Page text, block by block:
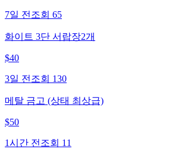
7일 전 조회 65
화이트 3단 서랍장2개
$40
3일 전 조회 130
메탈 금고 (상태 최상급)
$50
1시간 전 조회 11